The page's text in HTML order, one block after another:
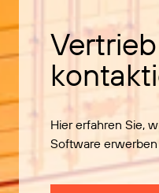
Vertrieb
Hier erfahren Sie,
Software